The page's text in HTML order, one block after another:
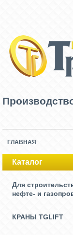
ГЛАВНАЯ
Каталог
Для
нефте- и
КРАНЫ TGLIFT